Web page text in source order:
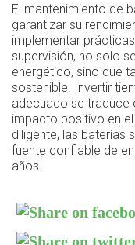
El mantenimiento de
garantizar su
implementar
supervisión, no solo
energético, sino que
sostenible. Invertir
adecuado se traduce
impacto positivo en
diligente, las baterías
fuente confiable de
años.